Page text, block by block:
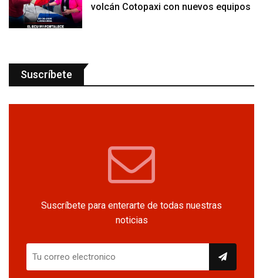
volcán Cotopaxi con nuevos equipos
Suscríbete
Suscríbete para enterarte de todas nuestras
noticias